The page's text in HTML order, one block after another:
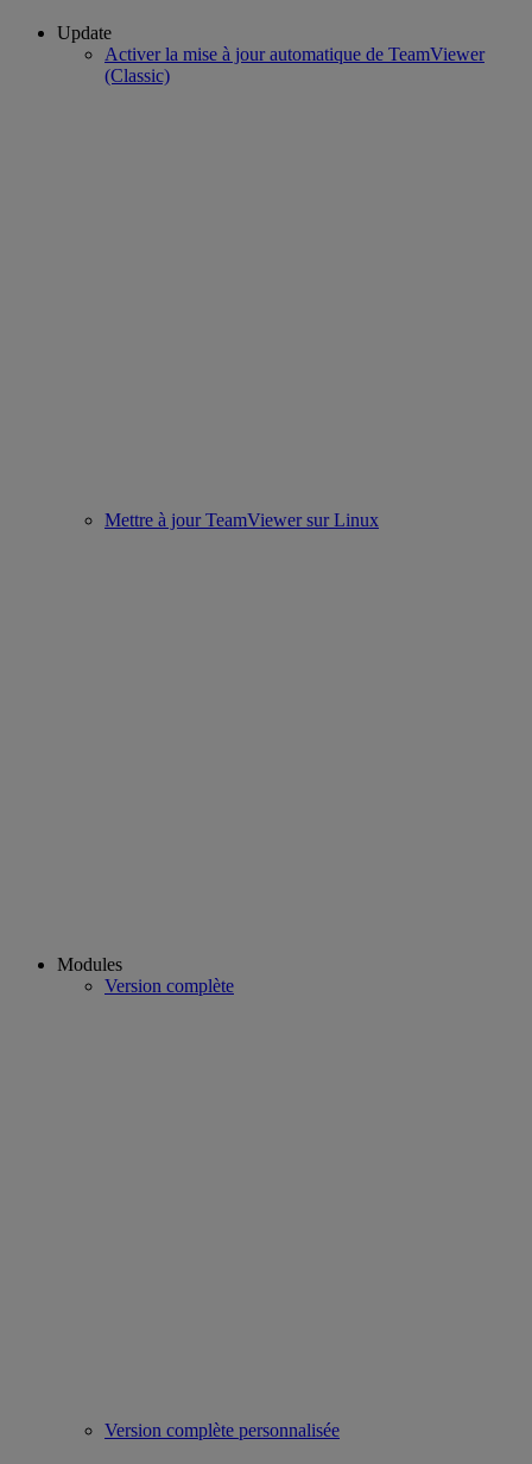
Update
Activer la mise à jour automatique de TeamViewer
(Classic)
Mettre à jour TeamViewer sur Linux
Modules
Version complète
Version complète personnalisée